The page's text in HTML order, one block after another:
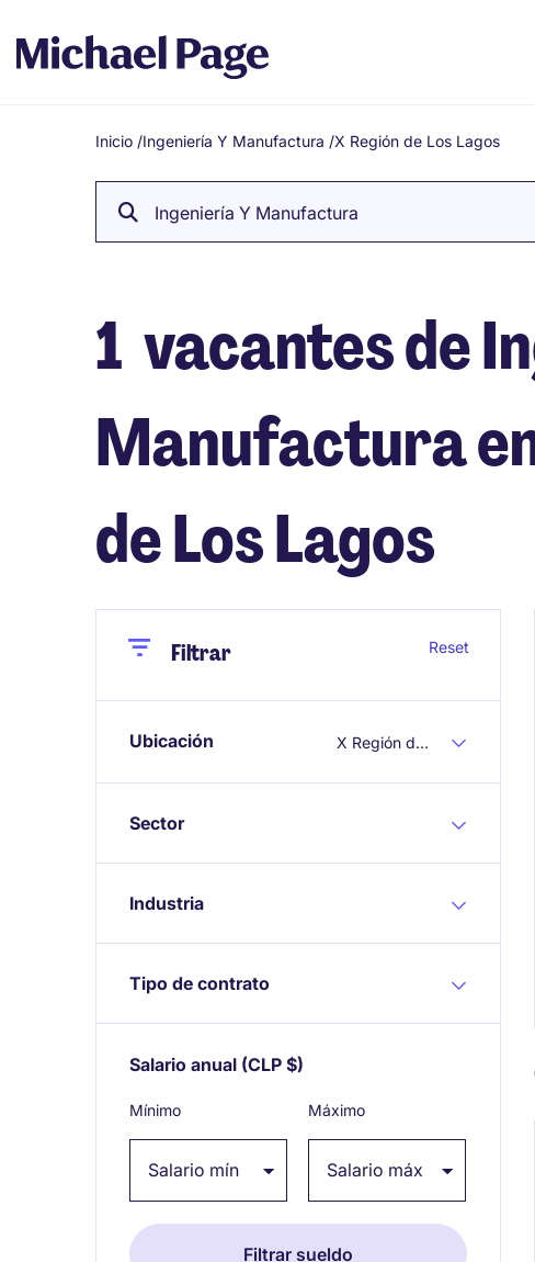
Breadcrumb
Inicio /Ingeniería Y Manufactura /X Región de Los Lagos
Ingeniería Y Manufactura
1 vacantes de
Manufactura
de Los Lagos
CloseFiltrar Reset
Ubicación X Región de Los Lagos
Sector
Industria
Tipo de contrato
Salario anual (CLP $)
Mínimo Máximo